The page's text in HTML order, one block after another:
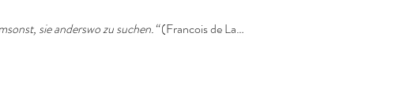
sie anderswo zu suchen.“ (Francois de La…